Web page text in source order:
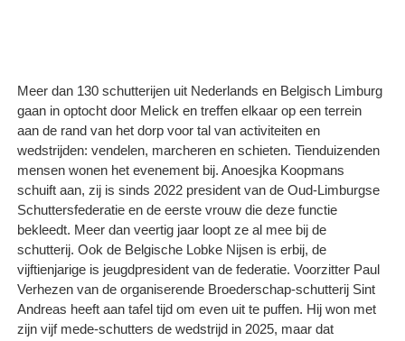
Meer dan 130 schutterijen uit Nederlands en Belgisch Limburg
gaan in optocht door Melick en treffen elkaar op een terrein
aan de rand van het dorp voor tal van activiteiten en
wedstrijden: vendelen, marcheren en schieten. Tienduizenden
mensen wonen het evenement bij. Anoesjka Koopmans
schuift aan, zij is sinds 2022 president van de Oud-Limburgse
Schuttersfederatie en de eerste vrouw die deze functie
bekleedt. Meer dan veertig jaar loopt ze al mee bij de
schutterij. Ook de Belgische Lobke Nijsen is erbij, de
vijftienjarige is jeugdpresident van de federatie. Voorzitter Paul
Verhezen van de organiserende Broederschap-schutterij Sint
Andreas heeft aan tafel tijd om even uit te puffen. Hij won met
zijn vijf mede-schutters de wedstrijd in 2025, maar dat